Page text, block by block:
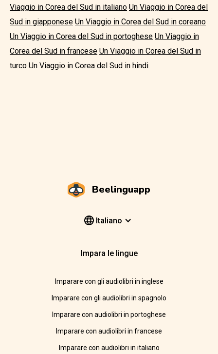
Viaggio in Corea del Sud in italiano Un Viaggio in Corea del
Sud in giapponese Un Viaggio in Corea del Sud in coreano
Un Viaggio in Corea del Sud in portoghese Un Viaggio in
Corea del Sud in francese Un Viaggio in Corea del Sud in
turco Un Viaggio in Corea del Sud in hindi
Beelinguapp
Italiano
Impara le lingue
Imparare con gli audiolibri in inglese
Imparare con gli audiolibri in spagnolo
Imparare con audiolibri in portoghese
Imparare con audiolibri in francese
Imparare con audiolibri in italiano